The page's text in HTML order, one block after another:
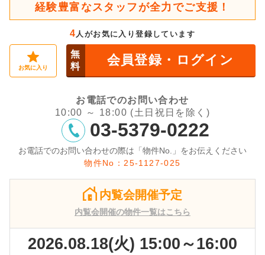
経験豊富なスタッフが全力でご支援！
4人がお気に入り登録しています
お気に入り
無
料
会員登録・ログイン
お電話でのお問い合わせ
10:00 ～ 18:00 (土日祝日を除く)
03-5379-0222
お電話でのお問い合わせの際は「物件No.」をお伝えください
物件No：25-1127-025
内覧会開催予定
内覧会開催の物件一覧はこちら
2026.08.18(火) 15:00～16:00